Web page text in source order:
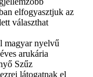
elfogyasztjuk az
választhat
magyar nyelvű
arukária
Szűz
látogatnak el